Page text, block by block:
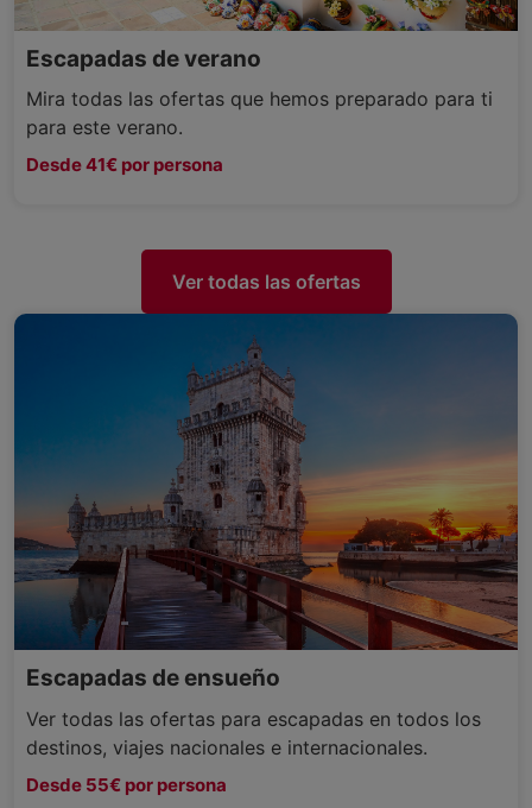
Escapadas de verano
Mira todas las ofertas que hemos preparado para ti
para este verano.
Desde 41€ por persona
Ver todas las ofertas
Escapadas de ensueño
Ver todas las ofertas para escapadas en todos los
destinos, viajes nacionales e internacionales.
Desde 55€ por persona